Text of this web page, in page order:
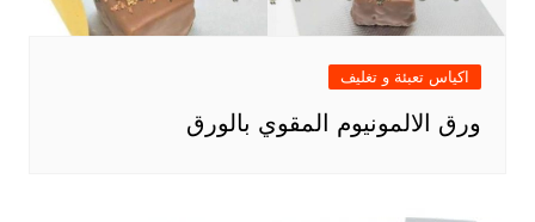
اكياس تعبئة و تغليف
ورق الالمونيوم المقوي بالورق